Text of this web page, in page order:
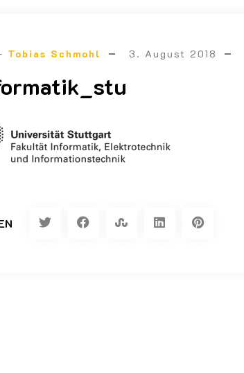
Tobias Schmohl 3. August 2018